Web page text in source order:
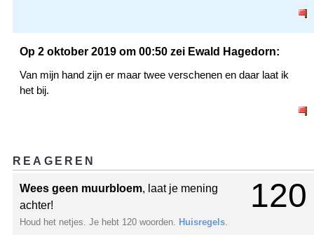
Op 2 oktober 2019 om 00:50 zei Ewald Hagedorn:
Van mijn hand zijn er maar twee verschenen en daar laat ik
het bij.
REAGEREN
120
Wees geen muurbloem, laat je mening
achter!
Houd het netjes. Je hebt 120 woorden. Huisregels